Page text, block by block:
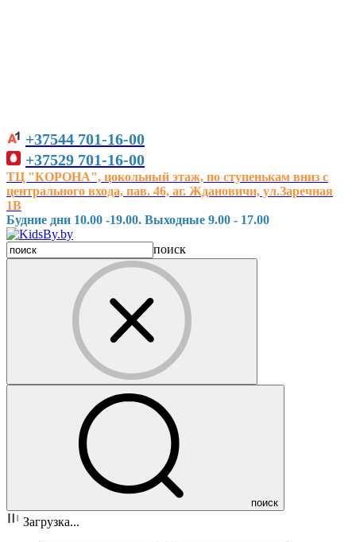
+37544 701-16-00
+37529 701-16-00
ТЦ "КОРОНА", цокольный этаж, по ступенькам вниз с
центрального входа, пав. 46, аг. Ждановичи, ул.Заречная
1В
Будние дни 10.00 -19.00. Выходные 9.00 - 17.00
поиск
поиск
Загрузка...